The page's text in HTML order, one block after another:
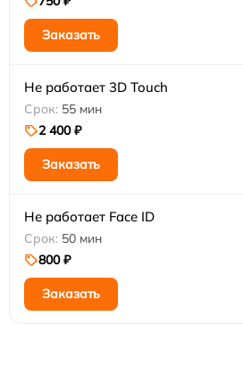
Заказать
Не работает 3D Touch
55 мин
2 400 ₽
Заказать
Не работает Face ID
50 мин
800 ₽
Заказать